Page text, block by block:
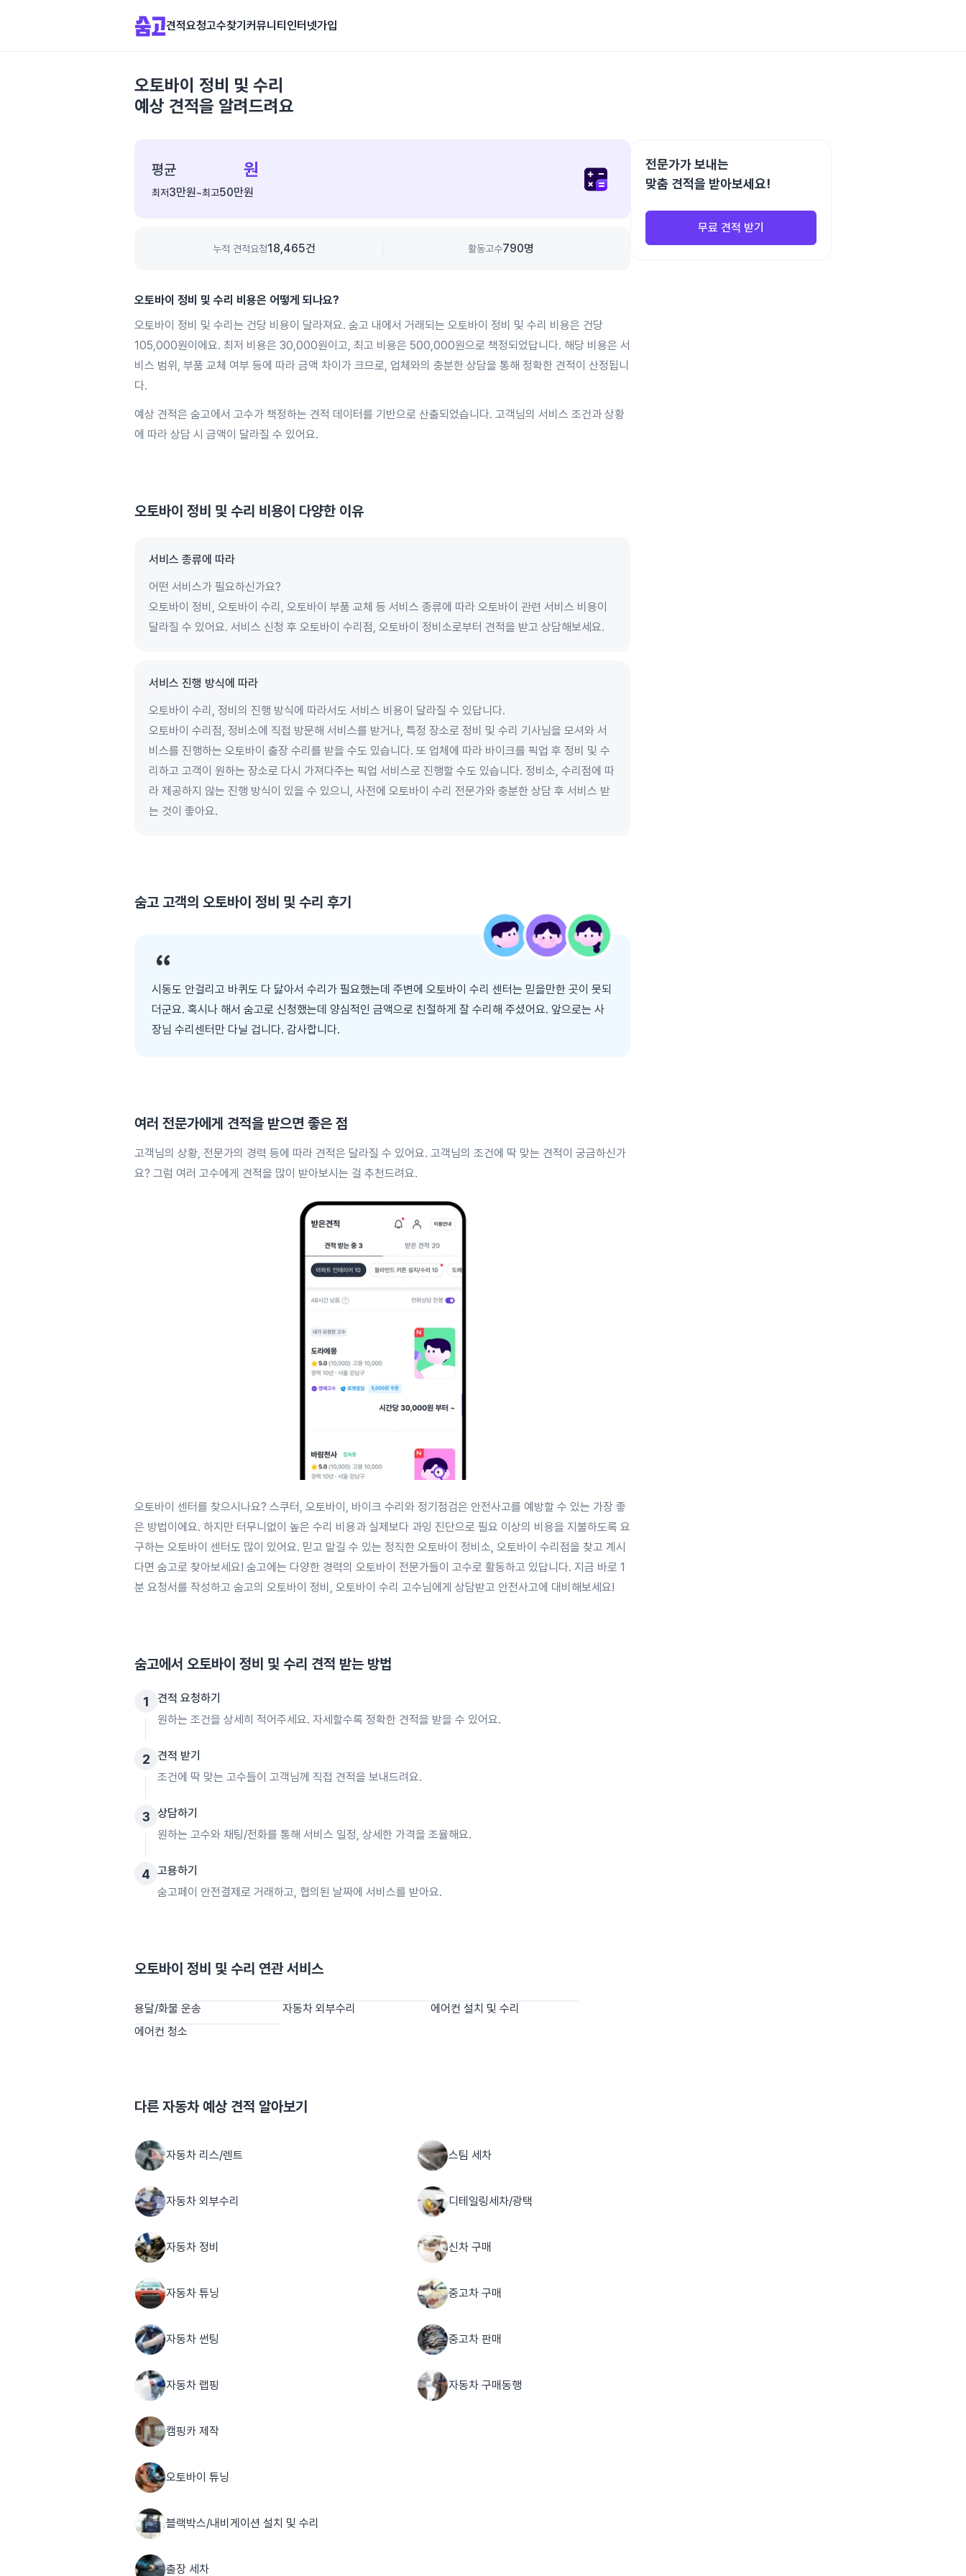
견적요청고수찾기 커뮤니티 인터넷가입
오토바이 정비 및 수리
예상 견적을 알려드려요
평균 원
최저3만원~최고50만원
누적 견적요청18,465건 활동고수790명
오토바이 정비 및 수리 비용은 어떻게 되나요?
오토바이 정비 및 수리는 건당 비용이 달라져요. 숨고 내에서 거래되는 오토바이 정비 및 수리 비용은 건당
105,000원이에요. 최저 비용은 30,000원이고, 최고 비용은 500,000원으로 책정되었답니다. 해당 비용은 서
비스 범위, 부품 교체 여부 등에 따라 금액 차이가 크므로, 업체와의 충분한 상담을 통해 정확한 견적이 산정됩니
다.
예상 견적은 숨고에서 고수가 책정하는 견적 데이터를 기반으로 산출되었습니다. 고객님의 서비스 조건과 상황
에 따라 상담 시 금액이 달라질 수 있어요.
오토바이 정비 및 수리 비용이 다양한 이유
서비스 종류에 따라
어떤 서비스가 필요하신가요?
오토바이 정비, 오토바이 수리, 오토바이 부품 교체 등 서비스 종류에 따라 오토바이 관련 서비스 비용이
달라질 수 있어요. 서비스 신청 후 오토바이 수리점, 오토바이 정비소로부터 견적을 받고 상담해보세요.
서비스 진행 방식에 따라
오토바이 수리, 정비의 진행 방식에 따라서도 서비스 비용이 달라질 수 있답니다.
오토바이 수리점, 정비소에 직접 방문해 서비스를 받거나, 특정 장소로 정비 및 수리 기사님을 모셔와 서
비스를 진행하는 오토바이 출장 수리를 받을 수도 있습니다. 또 업체에 따라 바이크를 픽업 후 정비 및 수
리하고 고객이 원하는 장소로 다시 가져다주는 픽업 서비스로 진행할 수도 있습니다. 정비소, 수리점에 따
라 제공하지 않는 진행 방식이 있을 수 있으니, 사전에 오토바이 수리 전문가와 충분한 상담 후 서비스 받
는 것이 좋아요.
숨고 고객의 오토바이 정비 및 수리 후기
시동도 안걸리고 바퀴도 다 닳아서 수리가 필요했는데 주변에 오토바이 수리 센터는 믿을만한 곳이 못되
더군요. 혹시나 해서 숨고로 신청했는데 양심적인 금액으로 친절하게 잘 수리해 주셨어요. 앞으로는 사
장님 수리센터만 다닐 겁니다. 감사합니다.
여러 전문가에게 견적을 받으면 좋은 점
고객님의 상황, 전문가의 경력 등에 따라 견적은 달라질 수 있어요. 고객님의 조건에 딱 맞는 견적이 궁금하신가
요? 그럼 여러 고수에게 견적을 많이 받아보시는 걸 추천드려요.
오토바이 센터를 찾으시나요? 스쿠터, 오토바이, 바이크 수리와 정기점검은 안전사고를 예방할 수 있는 가장 좋
은 방법이에요. 하지만 터무니없이 높은 수리 비용과 실제보다 과잉 진단으로 필요 이상의 비용을 지불하도록 요
구하는 오토바이 센터도 많이 있어요. 믿고 맡길 수 있는 정직한 오토바이 정비소, 오토바이 수리점을 찾고 계시
다면 숨고로 찾아보세요! 숨고에는 다양한 경력의 오토바이 전문가들이 고수로 활동하고 있답니다. 지금 바로 1
분 요청서를 작성하고 숨고의 오토바이 정비, 오토바이 수리 고수님에게 상담받고 안전사고에 대비해보세요!
숨고에서 오토바이 정비 및 수리 견적 받는 방법
1
견적 요청하기
원하는 조건을 상세히 적어주세요. 자세할수록 정확한 견적을 받을 수 있어요.
2
견적 받기
조건에 딱 맞는 고수들이 고객님께 직접 견적을 보내드려요.
3 상담하기
원하는 고수와 채팅/전화를 통해 서비스 일정, 상세한 가격을 조율해요.
4 고용하기
숨고페이 안전결제로 거래하고, 협의된 날짜에 서비스를 받아요.
오토바이 정비 및 수리 연관 서비스
용달/화물 운송 자동차 외부수리
에어컨 설치 및 수리
에어컨 청소
다른 자동차 예상 견적 알아보기
자동차 리스/렌트
자동차 외부수리
자동차 정비
자동차 튜닝
자동차 썬팅
자동차 랩핑
캠핑카 제작
오토바이 튜닝
블랙박스/내비게이션 설치 및 수리
출장 세차
스팀 세차
디테일링세차/광택
신차 구매
중고차 구매
중고차 판매
자동차 구매동행
전문가가 보내는
맞춤 견적을 받아보세요!
무료 견적 받기